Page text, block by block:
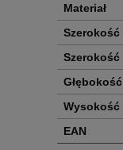
Materiał
Szerokość
Głębokość
Wysokość
EAN